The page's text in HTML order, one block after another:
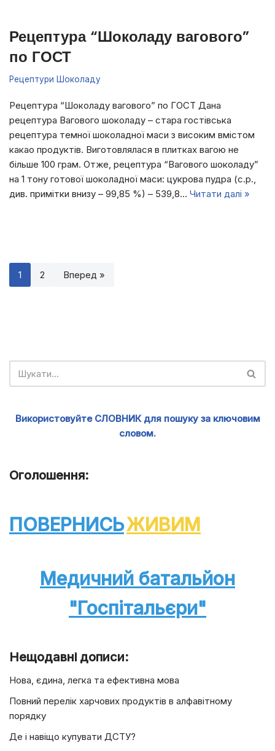
Рецептура “Шоколаду вагового”
по ГОСТ
Рецептури Шоколаду
Рецептура “Шоколаду вагового” по ГОСТ Дана
рецептура Вагового шоколаду – стара гостівська
рецептура темної шоколадної маси з високим вмістом
какао продуктів. Виготовлялася в плитках вагою не
більше 100 грам. Отже, рецептура “Вагового шоколаду”
на 1 тону готової шоколадної маси: цукрова пудра (с.р.,
див. примітки внизу – 99,85 %) – 539,8… Читати далі »
1 2 Вперед »
Використовуйте СЛОВНИК для пошуку за ключовим
словом.
Оголошення:
ПОВЕРНИСЬЖИВИМ
Медичний батальйон
"Госпітальєри"
Нещодавні дописи:
Нова, єдина, легка та ефективна мова
Повний перелік харчових продуктів в алфавітному
порядку
Де і навіщо купувати ДСТУ?